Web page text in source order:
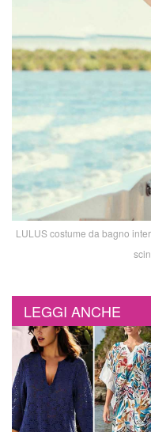
LULUS costume da bagno
LEGGI ANCHE